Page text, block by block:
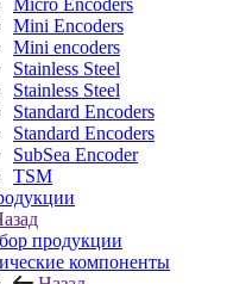
Micro Encoders
Mini Encoders
Mini encoders
Stainless Steel
Stainless Steel
Standard Encoders
Standard Encoders
SubSea Encoder
TSM
продукции
компоненты